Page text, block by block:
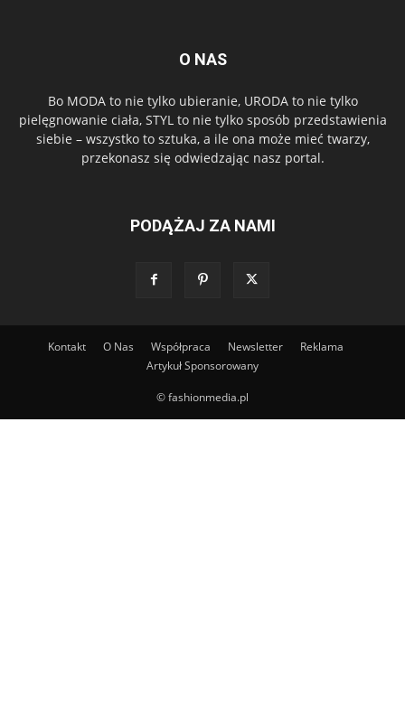
O NAS
Bo MODA to nie tylko ubieranie, URODA to nie tylko
pielęgnowanie ciała, STYL to nie tylko sposób przedstawienia
siebie – wszystko to sztuka, a ile ona może mieć twarzy,
przekonasz się odwiedzając nasz portal.
PODĄŻAJ ZA NAMI
Kontakt O Nas Współpraca Newsletter
Reklama
Artykuł Sponsorowany
© fashionmedia.pl